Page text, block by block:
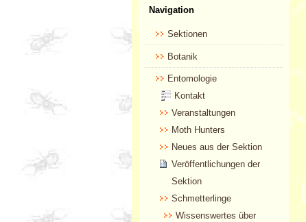
Benutzerspezifische
Navigation
Sektionen
Botanik
Entomologie
Kontakt
Veranstaltungen
Moth Hunters
Neues aus der Sektion
Veröffentlichungen der
Sektion
Schmetterlinge
Wissenswertes über